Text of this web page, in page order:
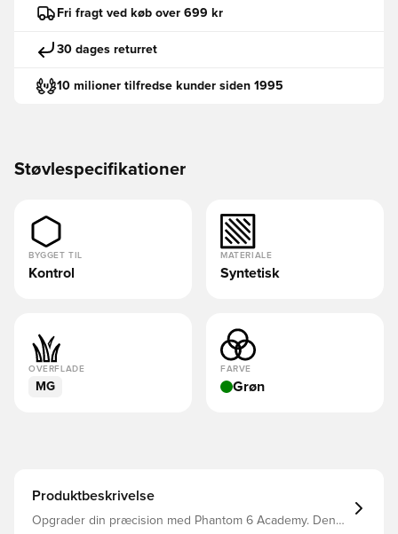
Fri fragt ved køb over 699 kr
30 dages returret
10 milioner tilfredse kunder siden 1995
Støvlespecifikationer
BYGGET TIL
Kontrol
MATERIALE
Syntetisk
OVERFLADE
MG
FARVE
Grøn
Produktbeskrivelse
Opgrader din præcision med Phantom 6 Academy. Den